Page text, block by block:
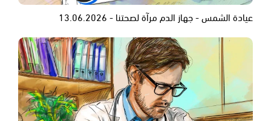
عيادة الشمس - جهاز الدم مرآة لصحتنا - 13.06.2026